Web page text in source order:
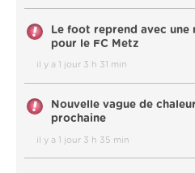
Le foot reprend avec une
pour le FC Metz
il y a 1 jour 3 h 31 min
Nouvelle vague de
prochaine
il y a 1 jour 3 h 35 min